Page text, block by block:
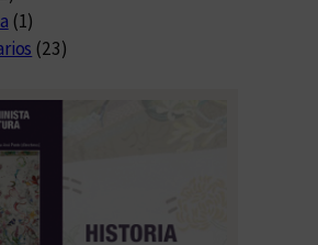
(1)
(23)